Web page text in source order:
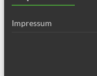
Impressum